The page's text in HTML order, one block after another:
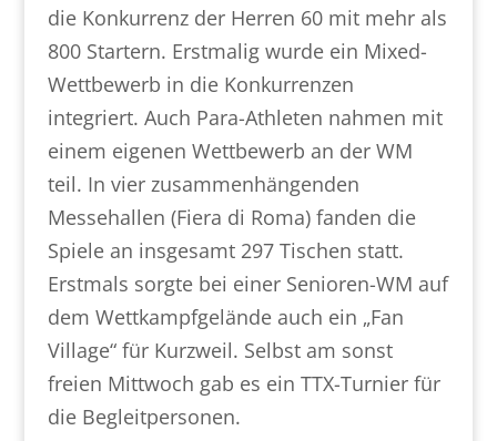
die Konkurrenz der Herren 60 mit mehr als
800 Startern. Erstmalig wurde ein Mixed-
Wettbewerb in die Konkurrenzen
integriert. Auch Para-Athleten nahmen mit
einem eigenen Wettbewerb an der WM
teil. In vier zusammenhängenden
Messehallen (Fiera di Roma) fanden die
Spiele an insgesamt 297 Tischen statt.
Erstmals sorgte bei einer Senioren-WM auf
dem Wettkampfgelände auch ein „Fan
Village“ für Kurzweil. Selbst am sonst
freien Mittwoch gab es ein TTX-Turnier für
die Begleitpersonen.